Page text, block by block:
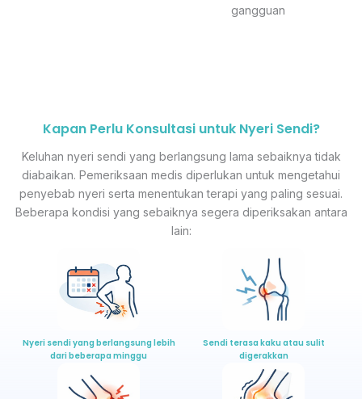
gangguan
Kapan Perlu Konsultasi untuk Nyeri Sendi?
Keluhan nyeri sendi yang berlangsung lama sebaiknya tidak
diabaikan. Pemeriksaan medis diperlukan untuk mengetahui
penyebab nyeri serta menentukan terapi yang paling sesuai.
Beberapa kondisi yang sebaiknya segera diperiksakan antara
lain:
Nyeri sendi yang berlangsung lebih
dari beberapa minggu
Sendi terasa kaku atau sulit
digerakkan